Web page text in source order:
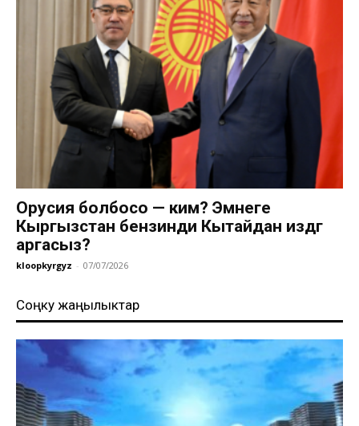
Орусия болбосо — ким? Эмнеге
Кыргызстан бензинди Кытайдан издөөгө
аргасыз?
kloopkyrgyz - 07/07/2026
Соңку жаңылыктар